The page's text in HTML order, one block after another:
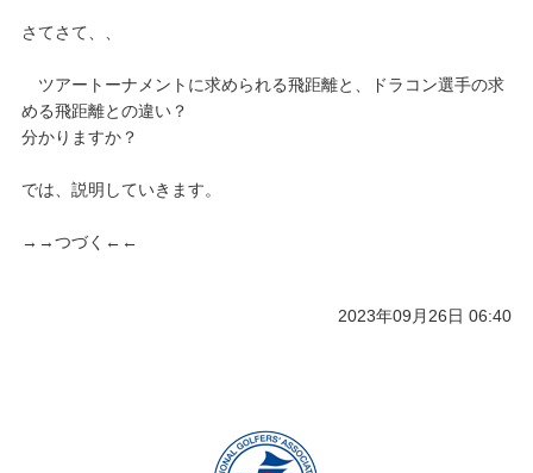
さてさて、、
ツアートーナメントに求められる飛距離と、ドラコン選手の求
める飛距離との違い？
分かりますか？
では、説明していきます。
→→つづく←←
2023年09月26日 06:40